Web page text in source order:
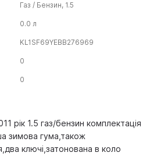
рік 1.5 газ/бензин комплектація
зимова гума,також
ключі,затонована в коло
Газ / Бензин, 1.5
0.0 л
KL1SF69YEBB276969
0
0